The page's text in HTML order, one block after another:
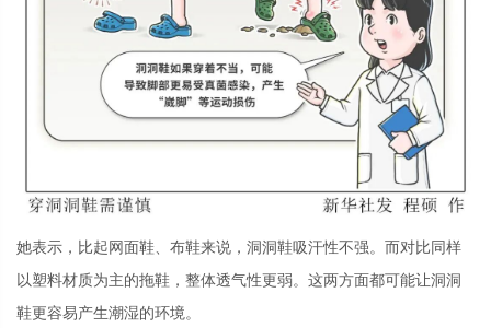
她表示，比起网面鞋、布鞋来说，洞洞鞋吸汗性不强。而对比同样
以塑料材质为主的拖鞋，整体透气性更弱。这两方面都可能让洞洞
鞋更容易产生潮湿的环境。